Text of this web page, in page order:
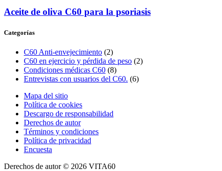
Aceite de oliva C60 para la psoriasis
Categorías
C60 Anti-envejecimiento (2)
C60 en ejercicio y pérdida de peso (2)
Condiciones médicas C60 (8)
Entrevistas con usuarios del C60. (6)
Mapa del sitio
Política de cookies
Descargo de responsabilidad
Derechos de autor
Términos y condiciones
Política de privacidad
Encuesta
Derechos de autor © 2026 VITA60